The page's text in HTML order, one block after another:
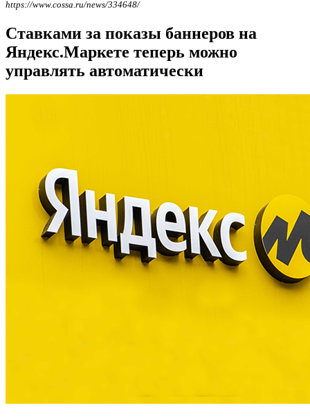
https://www.cossa.ru/news/334648/
Ставками за показы баннеров на
Яндекс.Маркете теперь можно
управлять автоматически